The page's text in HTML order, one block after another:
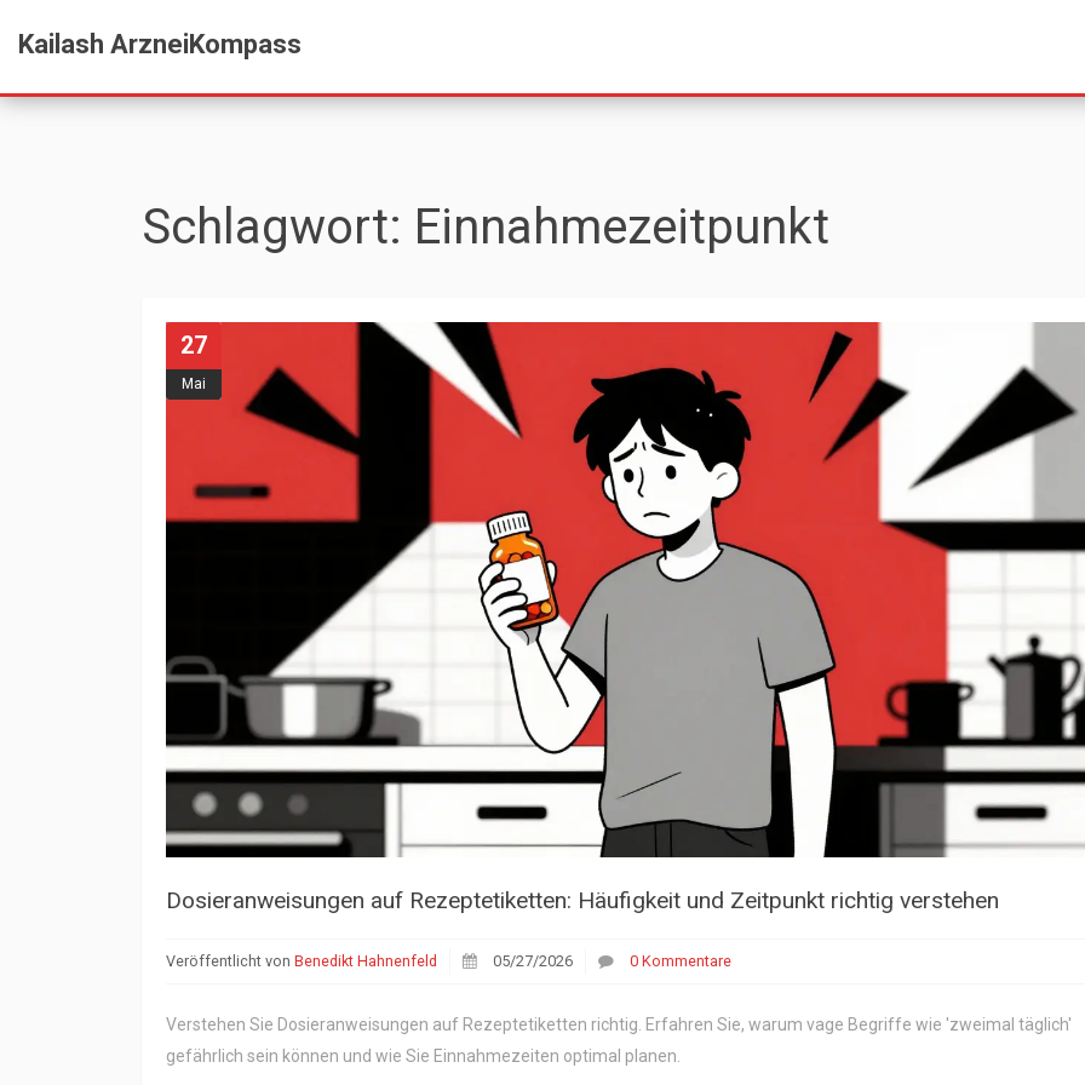
Kailash ArzneiKompass
Schlagwort: Einnahmezeitpunkt
27
Mai
Dosieranweisungen auf Rezeptetiketten: Häufigkeit und Zeitpunkt richtig verstehen
Veröffentlicht von Benedikt Hahnenfeld 05/27/2026 0 Kommentare
Verstehen Sie Dosieranweisungen auf Rezeptetiketten richtig. Erfahren Sie, warum vage Begriffe wie 'zweimal täglich'
gefährlich sein können und wie Sie Einnahmezeiten optimal planen.